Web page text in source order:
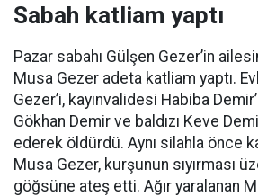
Sabah katliam yaptı
Pazar sabahı Gülşen Gezer’in
Musa Gezer adeta katliam yaptı.
Gezer’i, kayınvalidesi Habiba
Gökhan Demir ve baldızı Keve
ederek öldürdü. Aynı silahla önce
Musa Gezer, kurşunun sıyırması
göğsüne ateş etti. Ağır yaralanan